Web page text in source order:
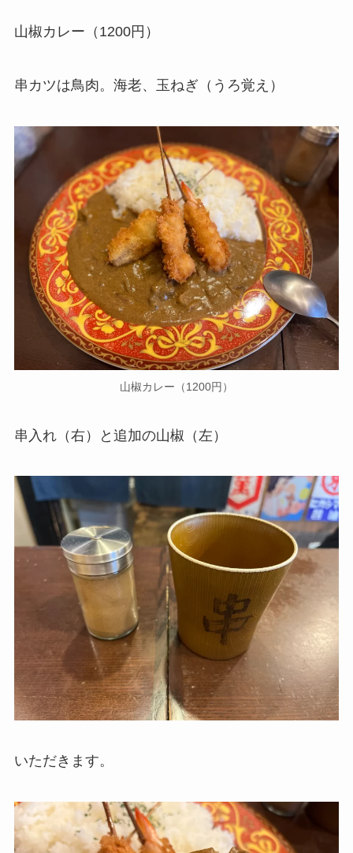
山椒カレー（1200円）
串カツは鳥肉。海老、玉ねぎ（うろ覚え）
山椒カレー（1200円）
串入れ（右）と追加の山椒（左）
いただきます。